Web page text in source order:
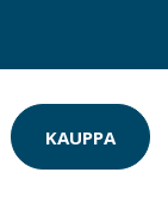
KAUPPA